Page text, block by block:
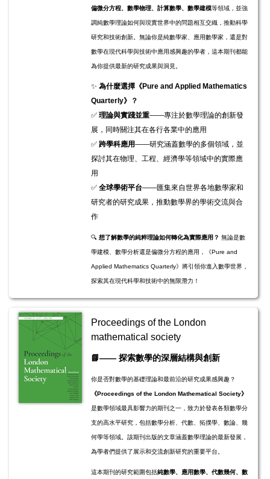
偏微分方程、數學物理、計算數學、數學建模等領域，並強
調純數學理論如何與現實世界中的問題相互交織，推動科學
研究和技術創新。無論你是純數學家、應用數學家，還是對
數學在現代科學與技術中應用感興趣的學者，這本期刊都能
為你提供最新的研究成果與洞見。
✨ 為什麼選擇《Pure and Applied Mathematics
Quarterly》？
✅ 理論與實踐並重——專注於數學理論的創新發
展，同時關注其在各行各業中的應用
✅ 跨學科應用——研究涵蓋數學的多個領域，並
探討其在物理、工程、經濟學等領域中的實際應
用
✅ 全球學術平台——匯集來自世界各地數學家和
研究者的研究成果，推動數學界的學術交流與合
作
🔍 想了解數學的純粹理論如何轉化為實際應用？ 無論是數
學建模、數學分析還是偏微分方程的應用，《Pure and
Applied Mathematics Quarterly》將引領你進入數學世界，
探索其在現代科學和技術中的無限潛力！
Proceedings of the London
mathematical society
📘—— 探索數學的深層結構與創新
你是否對數學的基礎理論和最前沿的研究成果感興趣？
《Proceedings of the London Mathematical Society》
是數學領域最具影響力的期刊之一，致力於發表各類數學分
支的高水平研究，包括數學分析、代數、拓撲學、數論、幾
何學等領域。該期刊出版的文章涵蓋數學理論的最新發展，
為學者們提供了展示和交流創新研究的重要平台。
這本期刊的研究範圍包括純數學、應用數學、代數幾何、數